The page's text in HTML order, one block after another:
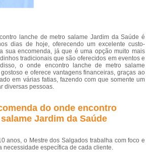
lanche de metro salame Jardim da Saúde é
dias de hoje, oferecendo um excelente custo-
sua encomenda, já que é uma opção muito mais
tradicionais que são oferecidos em eventos e
disso, o onde encontro lanche de metro salame
e oferece vantagens financeiras, graças ao
em várias fatias, fazendo com que somente um
diversas pessoas.
do onde encontro
Jardim da Saúde
anos, o Mestre dos Salgados trabalha com foco e
necessidade específica de cada cliente.